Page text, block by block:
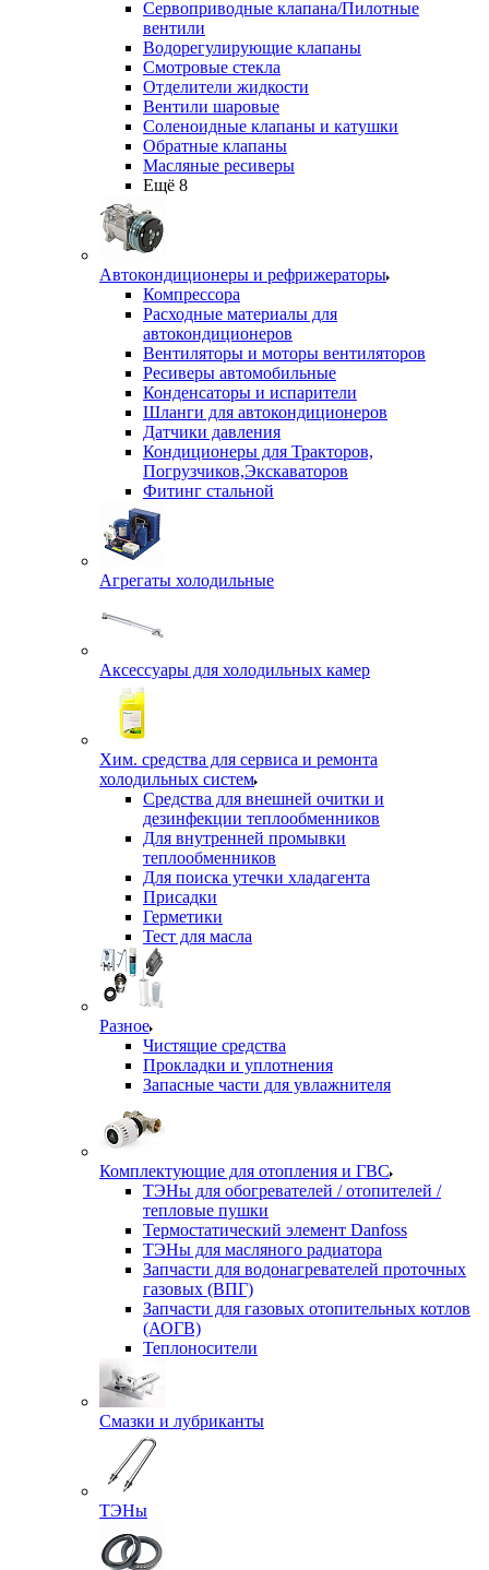
Сервоприводные клапана/Пилотные
вентили
Водорегулирующие клапаны
Смотровые стекла
Отделители жидкости
Вентили шаровые
Соленоидные клапаны и катушки
Обратные клапаны
Масляные ресиверы
Ещё 8
Автокондиционеры и рефрижераторы
Компрессора
Расходные материалы для
автокондиционеров
Вентиляторы и моторы вентиляторов
Ресиверы автомобильные
Конденсаторы и испарители
Шланги для автокондиционеров
Датчики давления
Кондиционеры для Тракторов,
Погрузчиков,Экскаваторов
Фитинг стальной
Агрегаты холодильные
Аксессуары для холодильных камер
Хим. средства для сервиса и ремонта
холодильных систем
Средства для внешней очитки и
дезинфекции теплообменников
Для внутренней промывки
теплообменников
Для поиска утечки хладагента
Присадки
Герметики
Тест для масла
Разное
Чистящие средства
Прокладки и уплотнения
Запасные части для увлажнителя
Комплектующие для отопления и ГВС
ТЭНы для обогревателей / отопителей /
тепловые пушки
Термостатический элемент Danfoss
ТЭНы для масляного радиатора
Запчасти для водонагревателей проточных
газовых (ВПГ)
Запчасти для газовых отопительных котлов
(АОГВ)
Теплоносители
Смазки и лубриканты
ТЭНы